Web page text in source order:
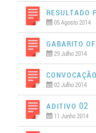
Resultado
05 Agosto 2014
Gabarito
29 Julho 2014
02 Julho 2014
Aditivo 02
11 Junho 2014